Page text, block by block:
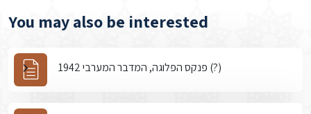
You may also be interested
פנקס הפלוגה, המדבר המערבי 1942 (?)